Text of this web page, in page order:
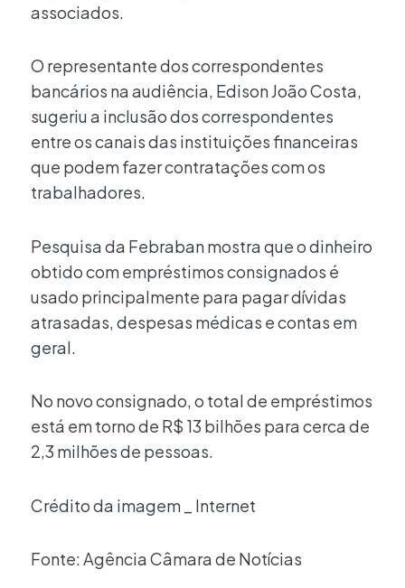
associados.
O representante dos correspondentes
bancários na audiência, Edison João Costa,
sugeriu a inclusão dos correspondentes
entre os canais das instituições financeiras
que podem fazer contratações com os
trabalhadores.
Pesquisa da Febraban mostra que o dinheiro
obtido com empréstimos consignados é
usado principalmente para pagar dívidas
atrasadas, despesas médicas e contas em
geral.
No novo consignado, o total de empréstimos
está em torno de R$ 13 bilhões para cerca de
2,3 milhões de pessoas.
Crédito da imagem _ Internet
Fonte: Agência Câmara de Notícias